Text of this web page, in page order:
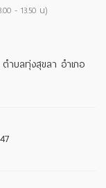
- 13.50 น)
ำบลทุ่งสุขลา อำเภอ